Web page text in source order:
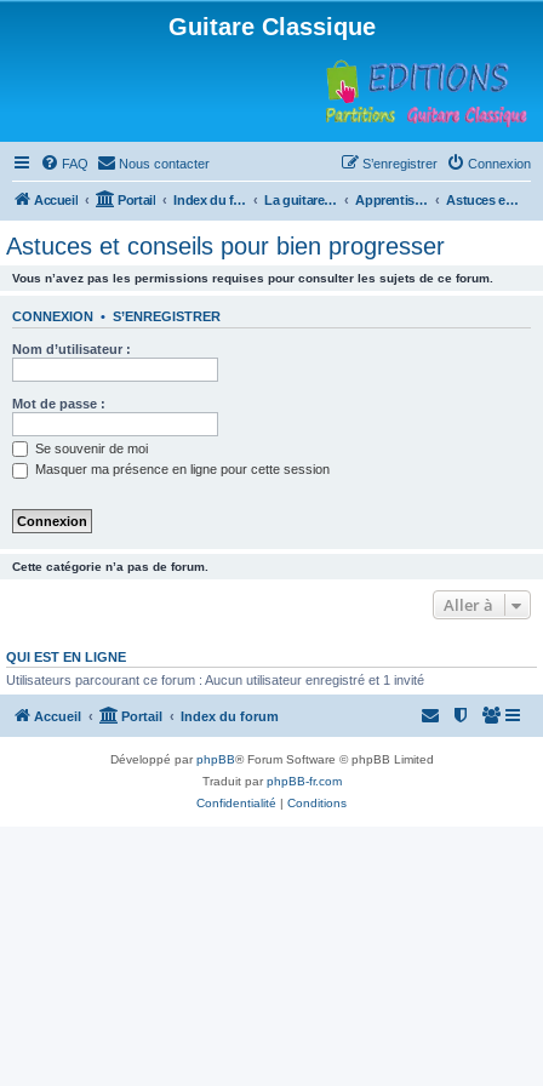
Guitare Classique
FAQ Nous contacter Connexion
S’enregistrer
Accueil Portail Index du forum La guitare : instrument, cours et théorie Apprentissage et enseignement de la guitare Astuces et conseils pour bien progresser
Astuces et conseils pour bien progresser
Vous n’avez pas les permissions requises pour consulter les sujets de ce forum.
CONNEXION • S’ENREGISTRER
Nom d’utilisateur :
Mot de passe :
Se souvenir de moi
Masquer ma présence en ligne pour cette session
Cette catégorie n’a pas de forum.
Aller à
QUI EST EN LIGNE
Utilisateurs parcourant ce forum : Aucun utilisateur enregistré et 1 invité
Accueil Portail Index du forum
Développé parphpBB® Forum Software © phpBB Limited
Traduit parphpBB-fr.com
Confidentialité | Conditions